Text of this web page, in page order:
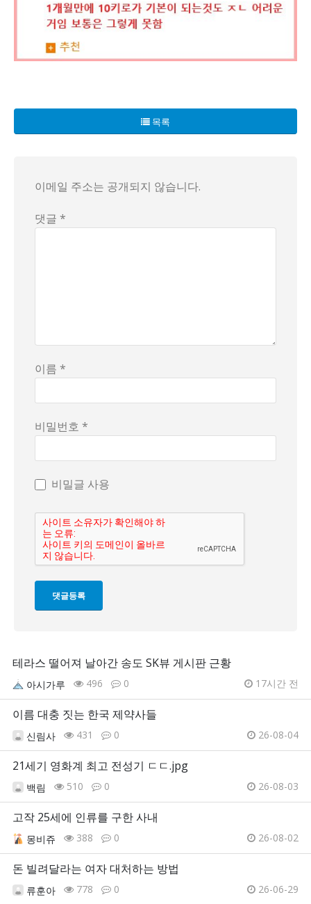
그렇다면 질문이 생깁니다. 1개월 동안 열심히 달린다면 어
목록
이메일 주소는 공개되지 않습니다.
댓글 *
이름 *
비밀번호 *
비밀글 사용
테라스 떨어져 날아간 송도 SK뷰 게시판 근황
아시가루 496 0 17시간 전
이름 대충 짓는 한국 제약사들
신림사 431 0 26-08-04
21세기 영화계 최고 전성기 ㄷㄷ.jpg
백림 510 0 26-08-03
고작 25세에 인류를 구한 사내
몽비쥬 388 0 26-08-02
돈 빌려달라는 여자 대처하는 방법
류훈아 778 0 26-06-29